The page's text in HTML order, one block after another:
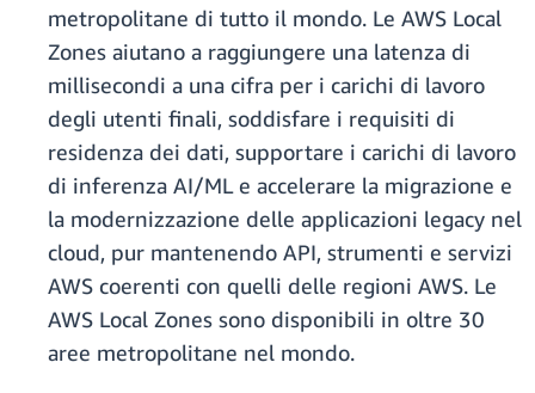
metropolitane di tutto il mondo. Le AWS Local
Zones aiutano a raggiungere una latenza di
millisecondi a una cifra per i carichi di lavoro
degli utenti finali, soddisfare i requisiti di
residenza dei dati, supportare i carichi di lavoro
di inferenza AI/ML e accelerare la migrazione e
la modernizzazione delle applicazioni legacy nel
cloud, pur mantenendo API, strumenti e servizi
AWS coerenti con quelli delle regioni AWS. Le
AWS Local Zones sono disponibili in oltre 30
aree metropolitane nel mondo.